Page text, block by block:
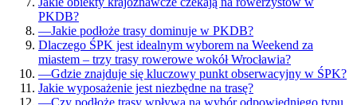
PKDB?
—Jakie podłoże trasy dominuje w PKDB?
Dlaczego ŚPK jest idealnym wyborem na Weekend za
miastem – trzy trasy rowerowe wokół Wrocławia?
—Gdzie znajduje się kluczowy punkt obserwacyjny w ŚPK?
Jakie wyposażenie jest niezbędne na trasę?
—Czy podłoże trasy wpływa na wybór odpowiedniego typu